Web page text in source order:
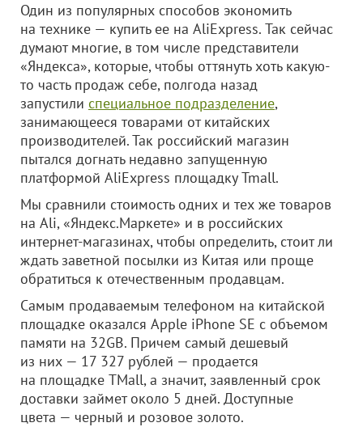
Один из популярных способов экономить
на технике — купить ее на AliExpress. Так сейчас
думают многие, в том числе представители
«Яндекса», которые, чтобы оттянуть хоть какую-
то часть продаж себе, полгода назад
запустили специальное подразделение,
занимающееся товарами от китайских
производителей. Так российский магазин
пытался догнать недавно запущенную
платформой AliExpress площадку Tmall.
Мы сравнили стоимость одних и тех же товаров
на Ali, «Яндекс.Маркете» и в российских
интернет-магазинах, чтобы определить, стоит ли
ждать заветной посылки из Китая или проще
обратиться к отечественным продавцам.
Самым продаваемым телефоном на китайской
площадке оказался Apple iPhone SE с объемом
памяти на 32GB. Причем самый дешевый
из них — 17 327 рублей — продается
на площадке TMall, а значит, заявленный срок
доставки займет около 5 дней. Доступные
цвета — черный и розовое золото.